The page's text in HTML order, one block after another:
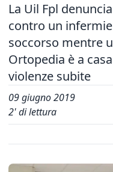
La Uil Fpl
contro un
soccorso mentre
Ortopedia è a
violenze subite
09 giugno 2019
2' di lettura